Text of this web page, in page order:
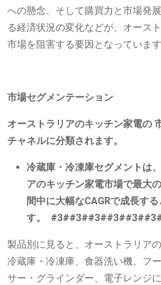
への懸念、そして購買力と市場発
る経済状況の変化などが、オース
市場を阻害する要因となっています
市場セグメンテーション
オーストラリアのキッチン家電の
チャネルに分類されます。
冷蔵庫・冷凍庫セグメントは
アのキッチン家電市場で最大
間中に大幅なCAGRで成長す
す。
製品別に見ると、オーストラリア
冷蔵庫・冷凍庫、食器洗い機、フ
サー・グラインダー、電子レンジ